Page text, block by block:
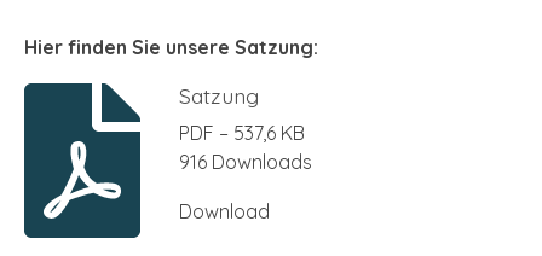
Hier finden Sie unsere Satzung:
Satzung
PDF – 537,6 KB
916 Downloads
Download